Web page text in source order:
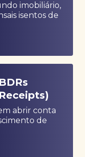
imobiliário,
isentos de
abrir conta
de